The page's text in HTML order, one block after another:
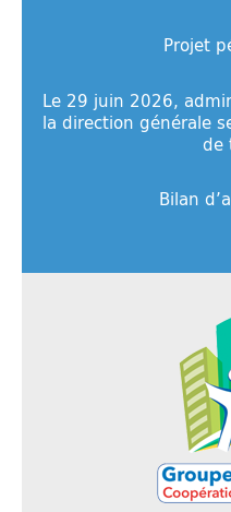
Projet
Le 29 juin 2026,
la direction générale
de
Bilan